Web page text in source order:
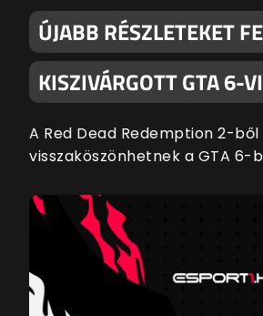
ÚJABB RÉSZLETEKET
KISZIVÁRGOTT GTA 6-
A Red Dead Redemption 2-
visszaköszönhetnek a GTA 6-